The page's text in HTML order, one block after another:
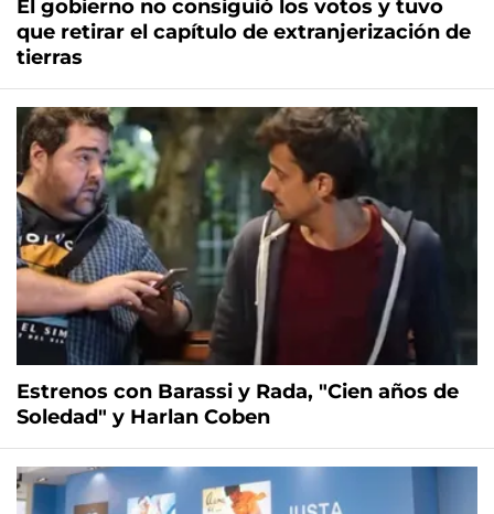
El gobierno no consiguió los votos y tuvo
que retirar el capítulo de extranjerización de
tierras
Estrenos con Barassi y Rada, "Cien años de
Soledad" y Harlan Coben